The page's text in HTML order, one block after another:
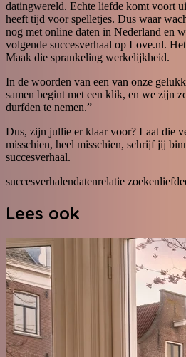
datingwereld. Echte liefde komt voort
heeft tijd voor spelletjes. Dus waar
nog met online daten in Nederland en
volgende succesverhaal op Love.nl.
Maak die sprankeling werkelijkheid.
In de woorden van een van onze
samen begint met een klik, en we zijn
durfden te nemen.”
Dus, zijn jullie er klaar voor? Laat die
misschien, heel misschien, schrijf jij
succesverhaal.
succesverhalendatenrelatie zoekenliefde
Lees ook